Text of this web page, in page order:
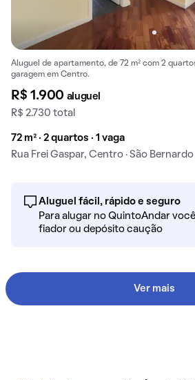
Aluguel de apartamento, de 72 m² com 2
garagem em Centro.
R$ 1.900 aluguel
R$ 2.730 total
72 m² · 2 quartos · 1 vaga
Rua Frei Gaspar, Centro · São
Aluguel fácil, rápido e seguro
Para alugar no QuintoAndar
fiador ou depósito caução
Ver mais